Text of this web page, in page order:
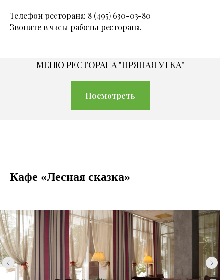
Телефон ресторана: 8 (495) 630-03-80
Звоните в часы работы ресторана.
МЕНЮ РЕСТОРАНА "ПРЯНАЯ УТКА"
Посмотреть
Кафе «Лесная сказка»